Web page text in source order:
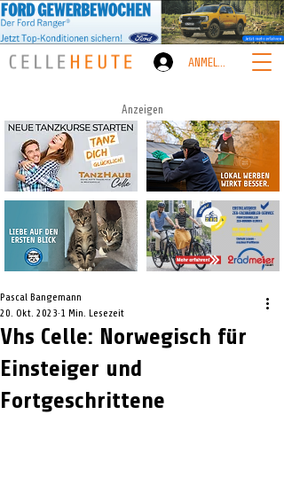
ANMELDEN
Anzeigen
Vhs Celle: Norwegisch für
Einsteiger und
Fortgeschrittene
Pascal Bangemann
20. Okt. 2023 1 Min. Lesezeit